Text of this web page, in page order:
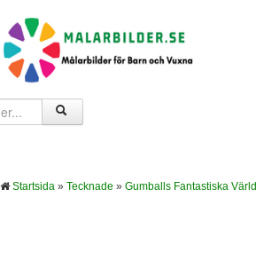
Startsida » Tecknade » Gumballs Fantastiska Värld